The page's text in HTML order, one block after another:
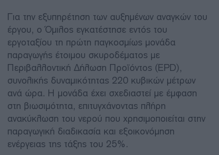
Για την εξυπηρέτηση των αυξημένων αναγκών του
έργου, ο Όμιλος εγκατέστησε εντός του
εργοταξίου τη πρώτη παγκοσμίως μονάδα
παραγωγής έτοιμου σκυροδέματος με
Περιβαλλοντική Δήλωση Προϊόντος (EPD),
συνολικής δυναμικότητας 220 κυβικών μέτρων
ανά ώρα. Η μονάδα έχει σχεδιαστεί με έμφαση
στη βιωσιμότητα, επιτυγχάνοντας πλήρη
ανακύκλωση του νερού που χρησιμοποιείται στην
παραγωγική διαδικασία και εξοικονόμηση
ενέργειας της τάξης του 25%.